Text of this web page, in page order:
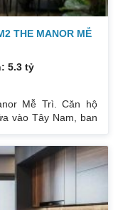
THE MANOR MỄ
5.3 tỷ
Mễ Trì. Căn hộ
vào Tây Nam, ban
xép. Nhà đang ở.
để lại toàn bộ nội